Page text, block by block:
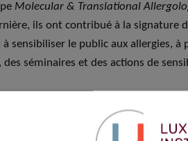
Molecular & Translational
ils ont contribué à la signature
sensibiliser le public aux allergies, à
séminaires et des actions de
proposition sous forme de
groupe de travail chargé
des stratégies et des